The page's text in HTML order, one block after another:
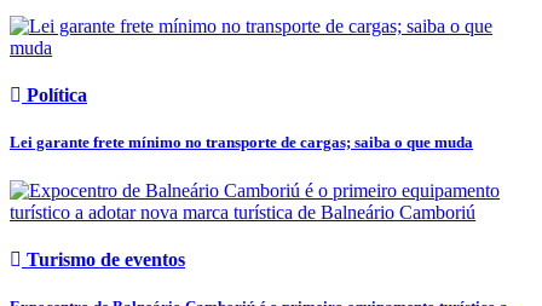
Política
Lei garante frete mínimo no transporte de cargas; saiba o que muda
Turismo de eventos